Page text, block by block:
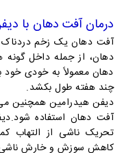
درمان آفت دهان با
آفت دهان یک زخم دردناک
دهان، از جمله داخل گونه
دهان معمولاً به خودی
چند هفته طول بکشد.
دیفن هیدرامین همچنین
آفت دهان استفاده
تحریک ناشی از التهاب
کاهش سوزش و خارش